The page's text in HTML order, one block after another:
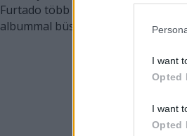
I want
Opted
I want
Opted
Furtado több mint harminc
albummal büszkélkedhet.